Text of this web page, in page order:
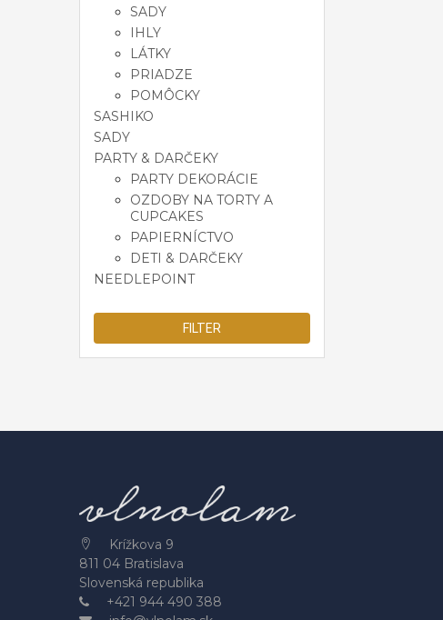
SADY
IHLY
LÁTKY
PRIADZE
POMÔCKY
SASHIKO
SADY
PARTY & DARČEKY
PARTY DEKORÁCIE
OZDOBY NA TORTY A
CUPCAKES
PAPIERNÍCTVO
DETI & DARČEKY
NEEDLEPOINT
FILTER
Krížkova 9
811 04 Bratislava
Slovenská republika
+421 944 490 388